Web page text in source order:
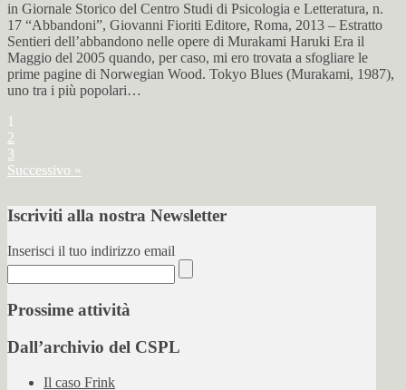
in Giornale Storico del Centro Studi di Psicologia e Letteratura, n.
17 “Abbandoni”, Giovanni Fioriti Editore, Roma, 2013 – Estratto
Sentieri dell’abbandono nelle opere di Murakami Haruki Era il
Maggio del 2005 quando, per caso, mi ero trovata a sfogliare le
prime pagine di Norwegian Wood. Tokyo Blues (Murakami, 1987),
uno tra i più popolari…
1
2
3
Successivo »
Iscriviti alla nostra Newsletter
Inserisci il tuo indirizzo email
Prossime attività
Dall’archivio del CSPL
Il caso Frink